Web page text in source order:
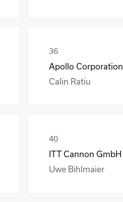
Apollo Corporation
Calin Ratiu
ITT Cannon GmbH
Uwe Bihlmaier